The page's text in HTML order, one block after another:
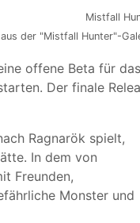
der "Mistfall Hunter"-
offene Beta für das
Der finale
Ragnarök spielt,
In dem von
Freunden,
Monster und